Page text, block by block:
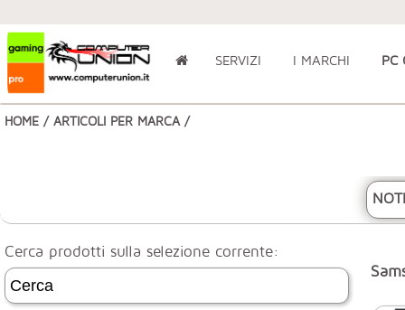
SERVIZI I MARCHI PC
HOME / ARTICOLI PER MARCA /
Cerca prodotti sulla selezione corrente: